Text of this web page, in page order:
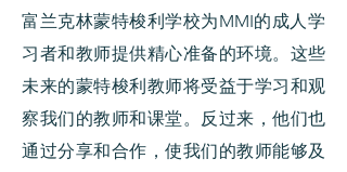
富兰克林蒙特梭利学校为MMI的成人学
习者和教师提供精心准备的环境。这些
未来的蒙特梭利教师将受益于学习和观
察我们的教师和课堂。反过来，他们也
通过分享和合作，使我们的教师能够及